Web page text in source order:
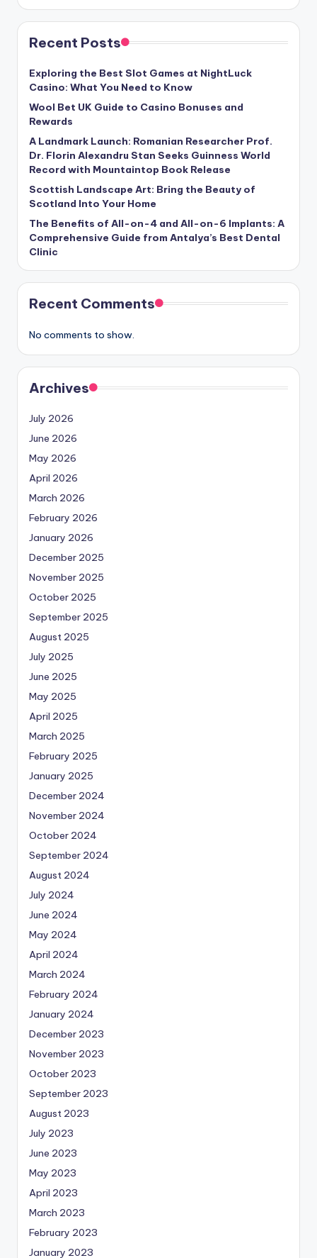
Recent Posts
Exploring the Best Slot Games at NightLuck
Casino: What You Need to Know
Wool Bet UK Guide to Casino Bonuses and
Rewards
A Landmark Launch: Romanian Researcher Prof.
Dr. Florin Alexandru Stan Seeks Guinness World
Record with Mountaintop Book Release
Scottish Landscape Art: Bring the Beauty of
Scotland Into Your Home
The Benefits of All-on-4 and All-on-6 Implants: A
Comprehensive Guide from Antalya’s Best Dental
Clinic
Recent Comments
No comments to show.
Archives
July 2026
June 2026
May 2026
April 2026
March 2026
February 2026
January 2026
December 2025
November 2025
October 2025
September 2025
August 2025
July 2025
June 2025
May 2025
April 2025
March 2025
February 2025
January 2025
December 2024
November 2024
October 2024
September 2024
August 2024
July 2024
June 2024
May 2024
April 2024
March 2024
February 2024
January 2024
December 2023
November 2023
October 2023
September 2023
August 2023
July 2023
June 2023
May 2023
April 2023
March 2023
February 2023
January 2023